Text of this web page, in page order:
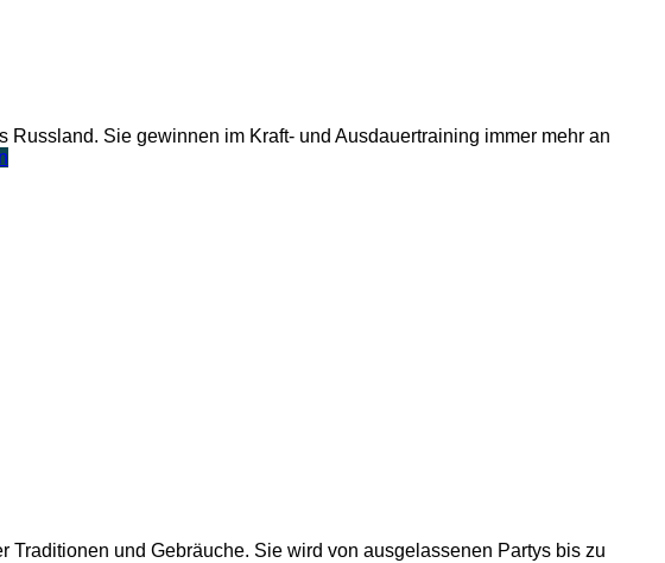
Sie gewinnen im Kraft- und Ausdauertraining immer mehr an
und Gebräuche. Sie wird von ausgelassenen Partys bis zu